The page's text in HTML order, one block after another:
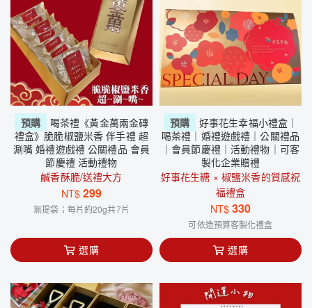
預購
喝茶禮《黃金萬兩金磚
禮盒》脆脆椒鹽米香 伴手禮 超
涮嘴 婚禮遊戲禮 公關禮品 會員
節慶禮 活動禮物
鹹香酥脆/送禮大方
NT$ 299
無提袋；每片約20g共7片
選購
預購
好事花生幸福小禮盒｜
喝茶禮｜婚禮遊戲禮｜公關禮品
｜會員節慶禮｜活動禮物｜可客
製化企業贈禮
好事花生糖 × 椒鹽米香的質感祝
福禮盒
NT$ 330
可依造預算客製化禮盒
選購